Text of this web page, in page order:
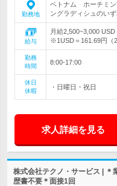
勤務地
ベトナム ホーチミン
ングラディシュのい
給与
月給2,500~3,000
※1USD＝161.69円（
勤務
時間
8:00-17:00
休日
休暇
・日曜日・祝日
求人詳細を見る
株式会社テクノ・サービス | ＊
歴書不要＊面接1回